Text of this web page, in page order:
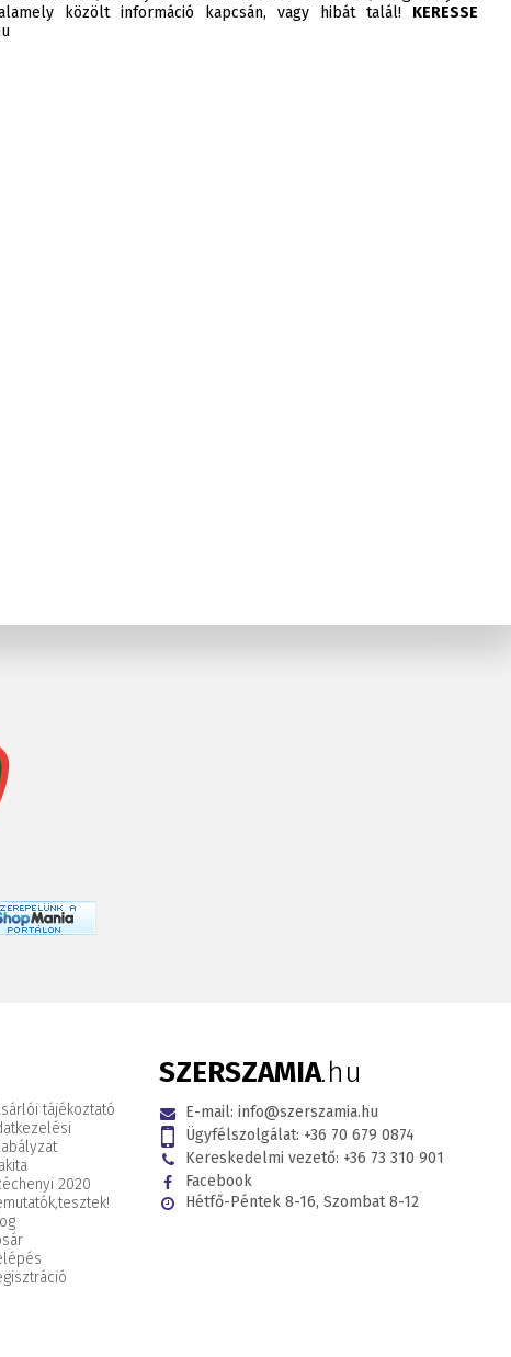
közölt információ kapcsán, vagy hibát talál! KERESSE
tájékoztató
2020
tesztek!
SZERSZAMIA.hu
E-mail: info@szerszamia.hu
Ügyfélszolgálat: +36 70 679 0874
Kereskedelmi vezető: +36 73 310 901
Facebook
Hétfő-Péntek 8-16, Szombat 8-12